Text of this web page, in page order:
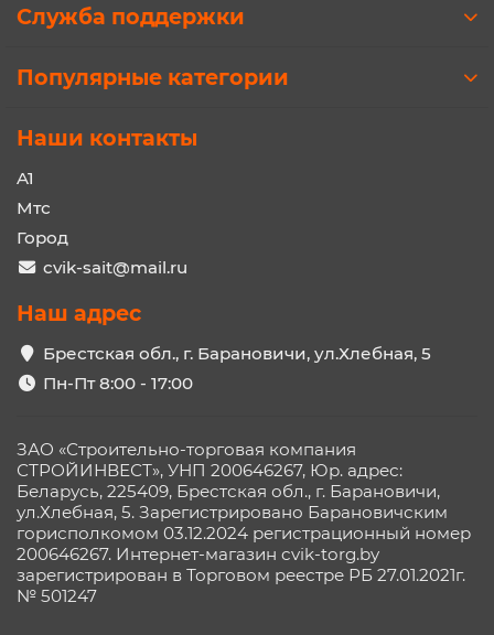
Служба поддержки
Популярные категории
Наши контакты
A1
Мтс
Город
cvik-sait@mail.ru
Наш адрес
Брестская обл., г. Барановичи, ул.Хлебная, 5
Пн-Пт 8:00 - 17:00
ЗАО «Строительно-торговая компания
СТРОЙИНВЕСТ», УНП 200646267, Юр. адрес:
Беларусь, 225409, Брестская обл., г. Барановичи,
ул.Хлебная, 5. Зарегистрировано Барановичским
горисполкомом 03.12.2024 регистрационный номер
200646267. Интернет-магазин cvik-torg.by
зарегистрирован в Торговом реестре РБ 27.01.2021г.
№ 501247